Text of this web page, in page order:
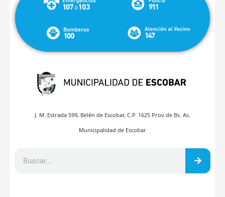
J. M. Estrada 599, Belén de Escobar, C.P. 1625 Prov.de Bs. As.
Municipalidad de Escobar